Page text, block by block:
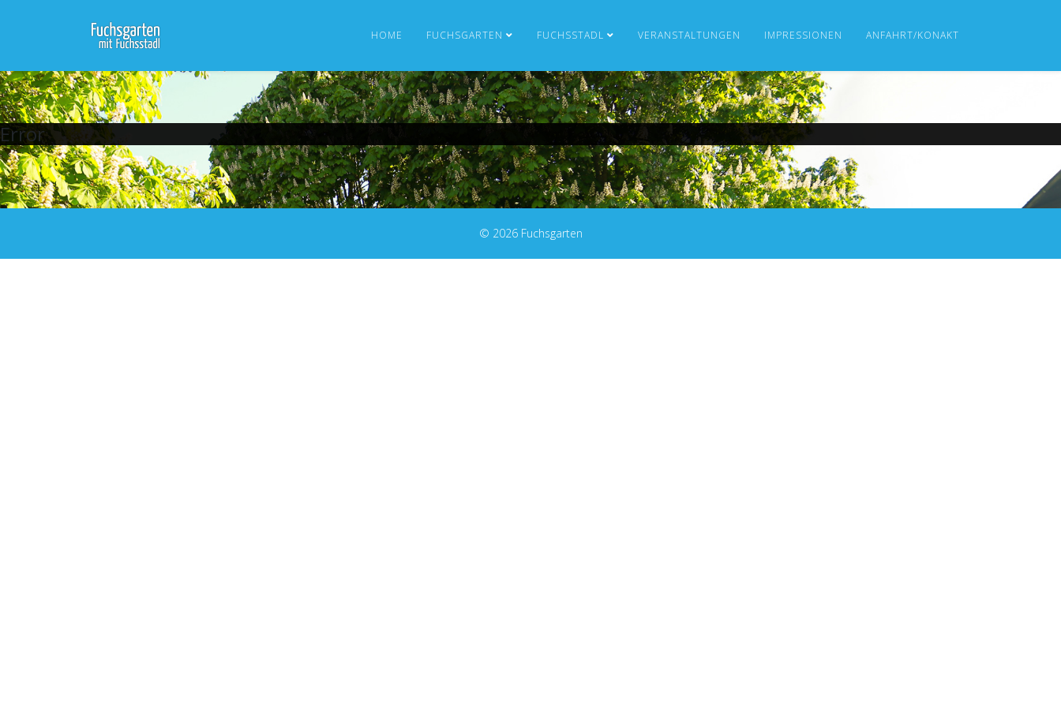
HOME FUCHSGARTEN FUCHSSTADL VERANSTALTUNGEN IMPRESSIONEN ANFAHRT/KONAKT
Error
© 2026 Fuchsgarten